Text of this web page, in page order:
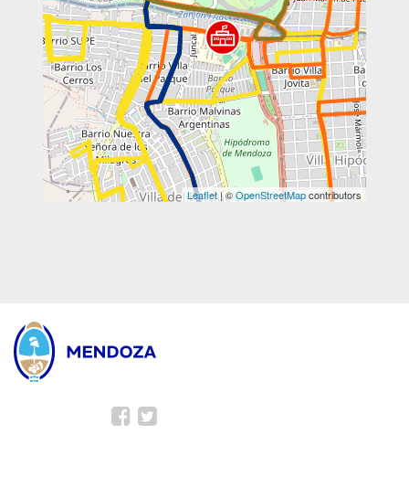
Leaflet| ©OpenStreetMapcontributors